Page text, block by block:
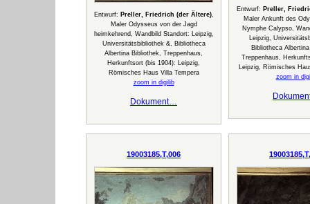
Entwurf: Preller, Friedrich (der Ältere),
Maler Odysseus von der Jagd
heimkehrend, Wandbild Standort: Leipzig,
Universitätsbibliothek &, Bibliotheca
Albertina Bibliothek, Treppenhaus,
Herkunftsort (bis 1904): Leipzig,
Römisches Haus Villa Tempera
zoom in digilib
Dokument…
Entwurf: Preller,
Maler Ankunft des
Nymphe Calypso,
Leipzig,
Bibliotheca
Treppenhaus,
Leipzig, Römisches
zoom in
19003185,T,006